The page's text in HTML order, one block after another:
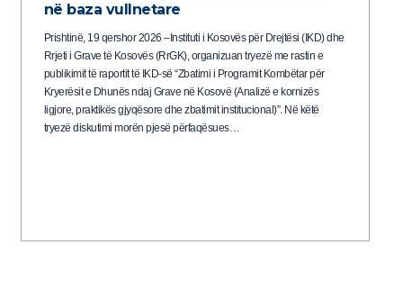
në baza vullnetare
Prishtinë, 19 qershor 2026 –Instituti i Kosovës për Drejtësi (IKD) dhe
Rrjeti i Grave të Kosovës (RrGK), organizuan tryezë me rastin e
publikimit të raportit të IKD-së “Zbatimi i Programit Kombëtar për
Kryerësit e Dhunës ndaj Grave në Kosovë (Analizë e kornizës
ligjore, praktikës gjyqësore dhe zbatimit institucional)”. Në këtë
tryezë diskutimi morën pjesë përfaqësues…